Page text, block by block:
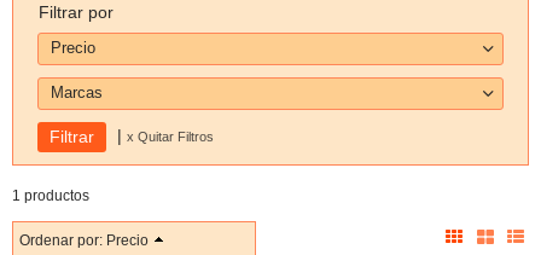
Filtrar por
Precio
Marcas
| x Quitar Filtros
1 productos
Ordenar por: Precio